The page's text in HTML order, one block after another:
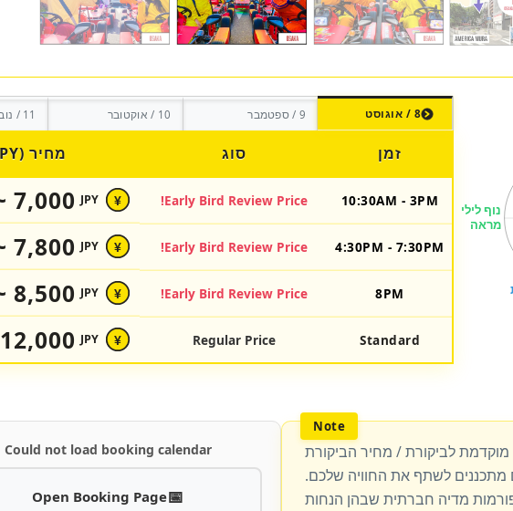
8 / אוגוסט 9 / ספטמבר 10 / אוקטובר 11 / נובמבר
זמן סוג מחיר (JPY)
10:30AM - 3PM
Early Bird Review Price!
¥
JPY
7,000 ~
4:30PM - 7:30PM
Early Bird Review Price!
¥
JPY
7,800 ~
8PM
Early Bird Review Price!
¥
JPY
8,500 ~
Standard
Regular Price
¥
JPY
12,000~
לביקורת / מחיר הביקורת
לשתף את החוויה שלכם.
מדיה חברתית שבהן הנחות
Could not load booking calendar
Open Booking Page